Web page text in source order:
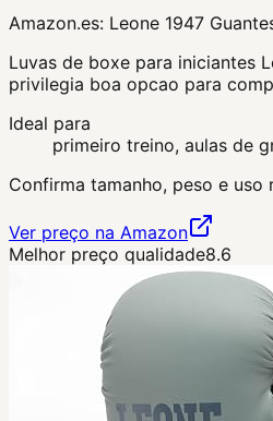
Amazon.es: Leone 1947
Luvas de boxe para iniciantes
privilegia boa opcao para
Ideal para
primeiro treino, aulas de
Confirma tamanho, peso e
Ver preço na Amazon
Melhor preço qualidade8.6